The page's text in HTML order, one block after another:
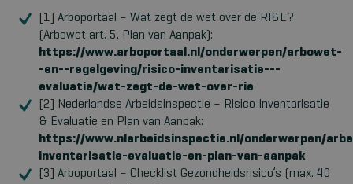
[1] Arboportaal – Wat zegt de wet over de RI&E?
(Arbowet art. 5, Plan van Aanpak):
https://www.arboportaal.nl/onderwerpen/arbowet-
-en--regelgeving/risico-inventarisatie---
evaluatie/wat-zegt-de-wet-over-rie
[2] Nederlandse Arbeidsinspectie – Risico Inventarisatie
& Evaluatie en Plan van Aanpak:
https://www.nlarbeidsinspectie.nl/onderwerpen/
inventarisatie-evaluatie-en-plan-van-aanpak
[3] Arboportaal – Checklist Gezondheidsrisico’s (max. 40